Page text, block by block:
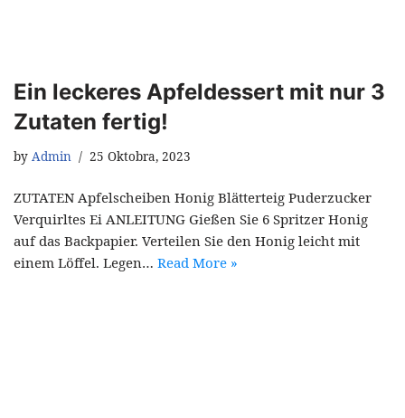
Ein leckeres Apfeldessert mit nur 3
Zutaten fertig!
by Admin 25 Oktobra, 2023
ZUTATEN Apfelscheiben Honig Blätterteig Puderzucker
Verquirltes Ei ANLEITUNG Gießen Sie 6 Spritzer Honig
auf das Backpapier. Verteilen Sie den Honig leicht mit
einem Löffel. Legen… Read More »